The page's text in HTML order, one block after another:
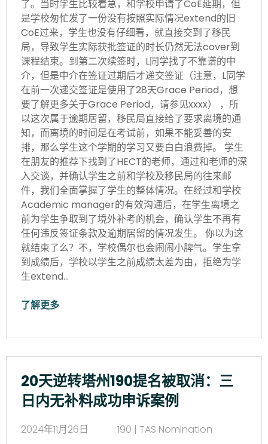
了。当时学生比较着急，和学校申请了CoE延期，但
是学校匆忙发了一份没有按照实际情况extend的旧
CoE过来，学生也没有仔细看，就直接交到了移民
局，导致学生实际获批签证的时长仍然无法cover到
课程结束。到第二次续签时，L同学找了不靠谱的中
介，但是中介在签证过期后才递交签证（注意，L同学
在前一次递交签证是使用了28天Grace Period，想
要了解更多关于Grace Period，请参见xxxx） ，所
以这次属于逾期居留，移民局直接给了要求离境的通
知，而离境的时间是在考试前，如果不能妥善的安
排，那么学生这个学期的学习又要白白浪费掉。 学生
在朋友的推荐下找到了HECT的老师，通过和老师的深
入交谈，并确认学生之前和学校及移民局的往来邮
件，我们全面掌握了学生的整体情况。在经过和学校
Academic manager的有效沟通后，在学生离境之
前为学生争取到了境外补考的机会，确认学生不再有
任何违反签证条款及逾期居留的情况发生。 你以为这
就结束了么？不，学校偶尔也会闹闹小脾气。学生拿
到成绩后，学校以学生之前成绩太差为由，拒绝为学
生extend…
了解更多
20天逆转塔州190提名被取消：三
日内无补料成功申诉案例
2024年11月26日
190 | TAS Nomination